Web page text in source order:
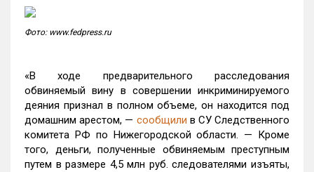
Фото: www.fedpress.ru
«В ходе предварительного расследования
обвиняемый вину в совершении инкриминируемого
деяния признал в полном объеме, он находится под
домашним арестом, — сообщили в СУ Следственного
комитета РФ по Нижегородской области. — Кроме
того, деньги, полученные обвиняемым преступным
путем в размере 4,5 млн руб. следователями изъяты,